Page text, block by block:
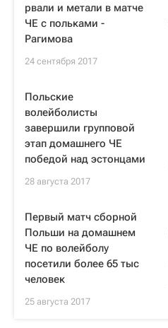
рвали и метали в матче
ЧЕ с польками -
Рагимова
24 сентября 2017
Польские
волейболисты
завершили групповой
этап домашнего ЧЕ
победой над эстонцами
28 августа 2017
Первый матч сборной
Польши на домашнем
ЧЕ по волейболу
посетили более 65 тыс
человек
25 августа 2017